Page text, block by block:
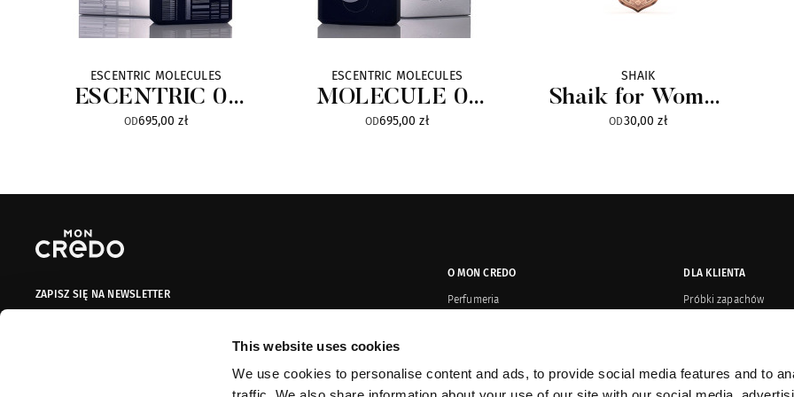
This website uses cookies
We use cookies to personalise content and ads, to provide social media features and to
ESCENTRIC MOLECULES
ESCENTRIC 01
Limited Edition
OD695,00 zł
ESCENTRIC MOLECULES
MOLECULE 01
Limited Edition
OD695,00 zł
SHAIK
Shaik for Women
Gold Edition
OD30,00 zł
ZAPISZ SIĘ NA NEWSLETTER
ZAPISZ SIĘ
O MON CREDO
Perfumeria
Kontakt
DLA KLIENTA
Próbki zapachów
Regulamin